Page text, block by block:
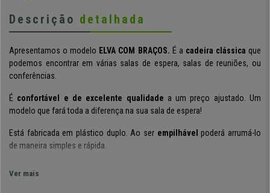
Descrição detalhada
Apresentamos o modelo ELVA COM BRAÇOS. É a cadeira clássica que
podemos encontrar em várias salas de espera, salas de reuniões, ou
conferências.
É confortável e de excelente qualidade a um preço ajustado. Um
modelo que fará toda a diferença na sua sala de espera!
Está fabricada em plástico duplo. Ao ser empilhávelpoderá arrumá-lo
de maneira simples e rápida.
Ver mais